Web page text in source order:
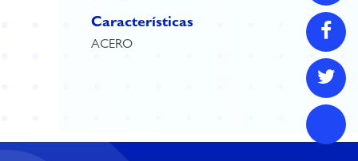
Características
ACERO